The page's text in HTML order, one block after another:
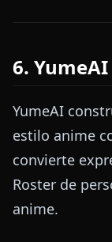
6.
YumeAI
estilo anime
convierte
Roster de
anime.